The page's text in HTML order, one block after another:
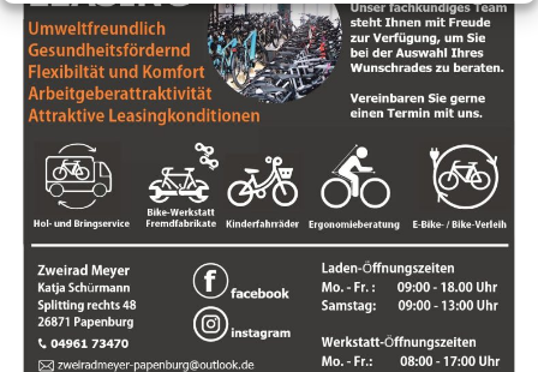
fach beim Händ­ler abge­ben, der über das Fach­
wis­sen und die erfor­der­li­chen Ersatz­tei­le verfügt.
Inspek­tio­nen und regel­mä­ßi­ge War­tung:Vie­le
Fahr­rad­händ­ler bie­ten Inspek­ti­ons- und War­
tungs­diens­te an, um sicher­zu­stel­len, dass dein
Fahr­rad in gutem Zustand bleibt. Sie kön­nen
regel­mä­ßi­ge Inspek­tio­nen durch­füh­ren, um Pro­
ble­me früh­zei­tig zu erken­nen und zu behe­ben,
was die Lebens­dau­er dei­nes Fahr­rads ver­län­
gern kann.